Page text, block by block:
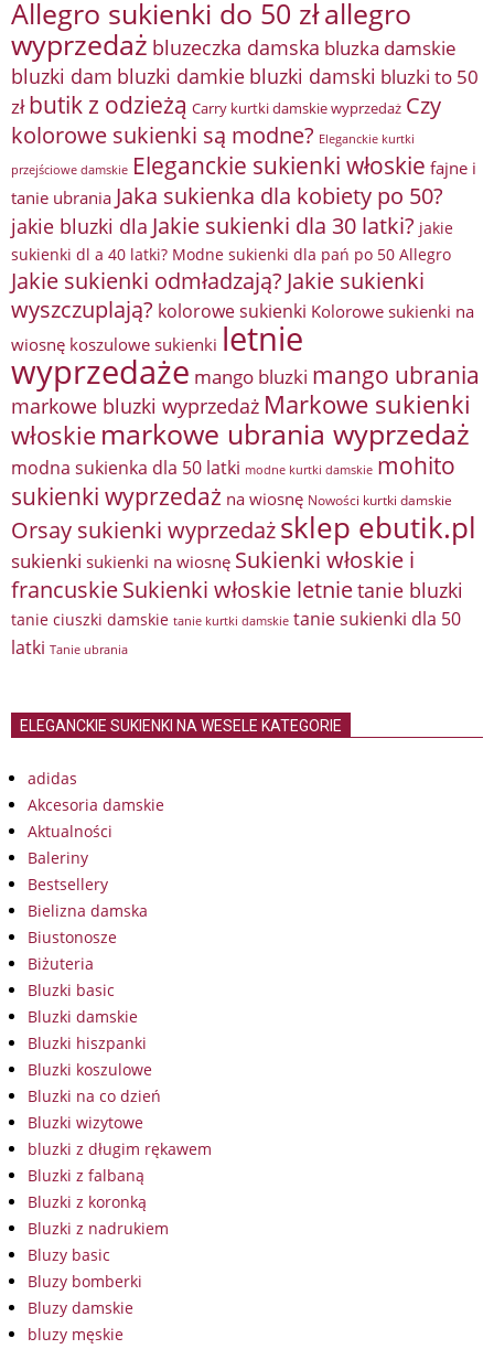
Allegro sukienki do 50 złallegro
wyprzedaż bluzeczka damska bluzka damskie
bluzki dam bluzki damkie bluzki damski bluzki to 50
zł butik z odzieżą Carry kurtki damskie wyprzedaż Czy
kolorowe sukienki są modne? Eleganckie kurtki
przejściowe damskie Eleganckie sukienki włoskie fajne i
tanie ubrania Jaka sukienka dla kobiety po 50?
jakie bluzki dla Jakie sukienki dla 30 latki? jakie
sukienki dl a 40 latki? Modne sukienki dla pań po 50 Allegro
Jakie sukienki odmładzają? Jakie sukienki
wyszczuplają? kolorowe sukienki Kolorowe sukienki na
wiosnę koszulowe sukienki letnie
wyprzedaże mango bluzki mango ubrania
markowe bluzki wyprzedaż Markowe sukienki
włoskie markowe ubrania wyprzedaż
modna sukienka dla 50 latki modne kurtki damskie mohito
sukienki wyprzedaż na wiosnę Nowości kurtki damskie
Orsay sukienki wyprzedażsklep ebutik.pl
sukienki sukienki na wiosnę Sukienki włoskie i
francuskieSukienki włoskie letnietanie bluzki
tanie ciuszki damskie tanie kurtki damskie tanie sukienki dla 50
latki Tanie ubrania
ELEGANCKIE SUKIENKI NA WESELE KATEGORIE
adidas
Akcesoria damskie
Aktualności
Baleriny
Bestsellery
Bielizna damska
Biustonosze
Biżuteria
Bluzki basic
Bluzki damskie
Bluzki hiszpanki
Bluzki koszulowe
Bluzki na co dzień
Bluzki wizytowe
bluzki z długim rękawem
Bluzki z falbaną
Bluzki z koronką
Bluzki z nadrukiem
Bluzy basic
Bluzy bomberki
Bluzy damskie
bluzy męskie